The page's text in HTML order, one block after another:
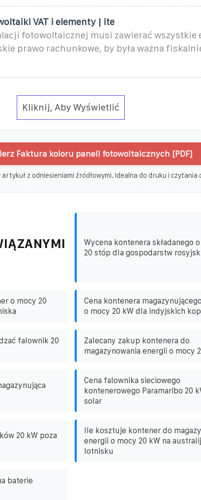
VAT i elementy | ite
fotowoltaicznej musi zawierać wszystkie
prawo rachunkowe, by była ważna
Kliknij, Aby Wyświetlić
Faktura koloru paneli fotowoltaicznych [PDF]
artykuł z odniesieniami źródłowymi. Idealna do druku i czytania
Wycena kontenera składanego
20 stóp dla gospodarstw
o mocy 20
Cena kontenera
o mocy 20 kW dla indyjskich
falownik 20
Zalecany zakup kontenera do
magazynowania energii o mocy
Cena falownika sieciowego
kontenerowego Paramaribo 20
solar
20 kW poza
Ile kosztuje kontener do
energii o mocy 20 kW na
lotnisku
baterie